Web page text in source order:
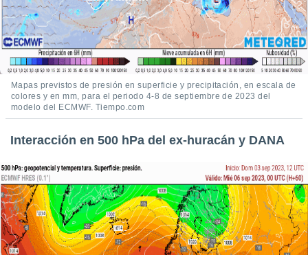
Mapas previstos de presión en superficie y precipitación, en escala de
colores y en mm, para el periodo 4-8 de septiembre de 2023 del
modelo del ECMWF. Tiempo.com
Interacción en 500 hPa del ex-huracán y DANA